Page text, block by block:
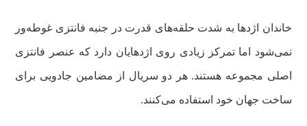
خاندان‌ اژدها به شدت حلقه‌های قدرت در جنبه فانتزی غوطه‌ور
نمی‌شود اما تمرکز زیادی روی اژدهایان دارد که عنصر فانتزی
اصلی مجموعه هستند. هر دو سریال از مضامین جادویی برای
ساخت جهان خود استفاده می‌کنند.